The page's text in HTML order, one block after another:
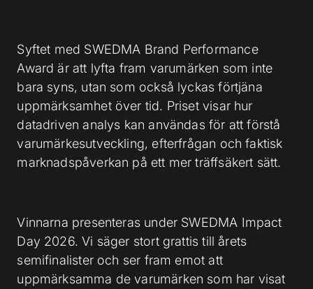
Syftet med SWEDMA Brand Performance
Award är att lyfta fram varumärken som inte
bara syns, utan som också lyckas förtjäna
uppmärksamhet över tid. Priset visar hur
datadriven analys kan användas för att förstå
varumärkesutveckling, efterfrågan och faktisk
marknadspåverkan på ett mer träffsäkert sätt.
Vinnarna presenteras under SWEDMA Impact
Day 2026. Vi säger stort grattis till årets
semifinalister och ser fram emot att
uppmärksamma de varumärken som har visat